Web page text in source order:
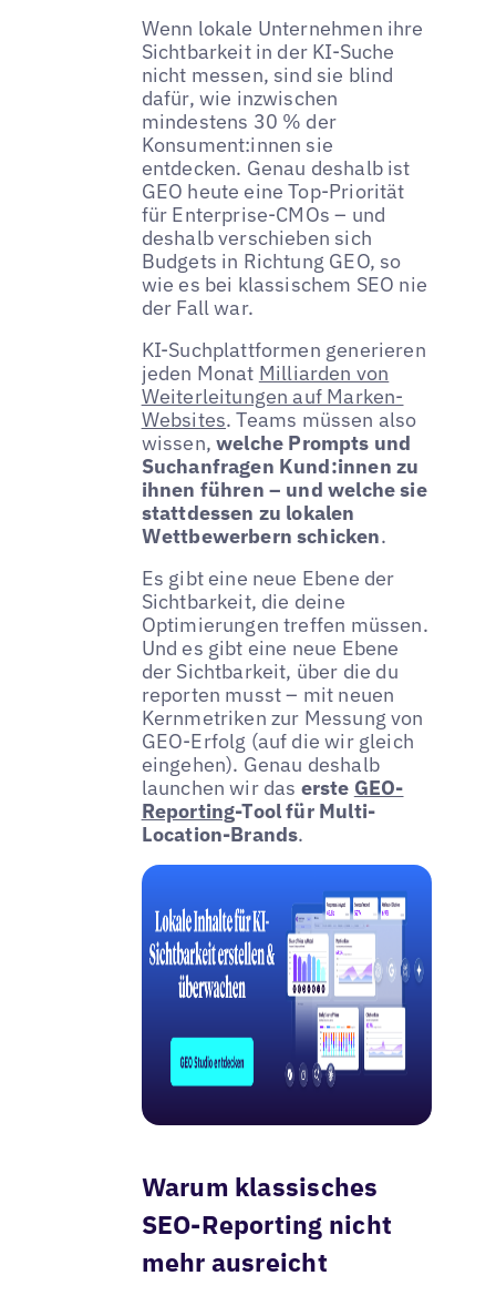
Wenn lokale Unternehmen ihre
Sichtbarkeit in der KI-Suche
nicht messen, sind sie blind
dafür, wie inzwischen
mindestens 30 % der
Konsument:innen sie
entdecken. Genau deshalb ist
GEO heute eine Top-Priorität
für Enterprise-CMOs – und
deshalb verschieben sich
Budgets in Richtung GEO, so
wie es bei klassischem SEO nie
der Fall war.
KI-Suchplattformen generieren
jeden Monat Milliarden von
Weiterleitungen auf Marken-
Websites. Teams müssen also
wissen,welche Prompts und
Suchanfragen Kund:innen zu
ihnen führen – und welche sie
stattdessen zu lokalen
Wettbewerbern schicken.
Es gibt eine neue Ebene der
Sichtbarkeit, die deine
Optimierungen treffen müssen.
Und es gibt eine neue Ebene
der Sichtbarkeit, über die du
reporten musst – mit neuen
Kernmetriken zur Messung von
GEO-Erfolg (auf die wir gleich
eingehen). Genau deshalb
launchen wir das erste GEO-
Reporting-Tool für Multi-
Location-Brands.
Warum klassisches
SEO-Reporting nicht
mehr ausreicht